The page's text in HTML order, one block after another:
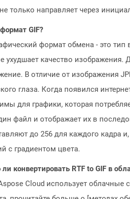
не только направляет через
GIF?
формат обмена - это
ухудшает качество
В отличие от изображения
глаза. Когда появился
для графики, которая
файл и отображает их в
до 256 для каждого кадра
с градиентом цвета.
конвертировать RTF to GIF в
Cloud использует облачные